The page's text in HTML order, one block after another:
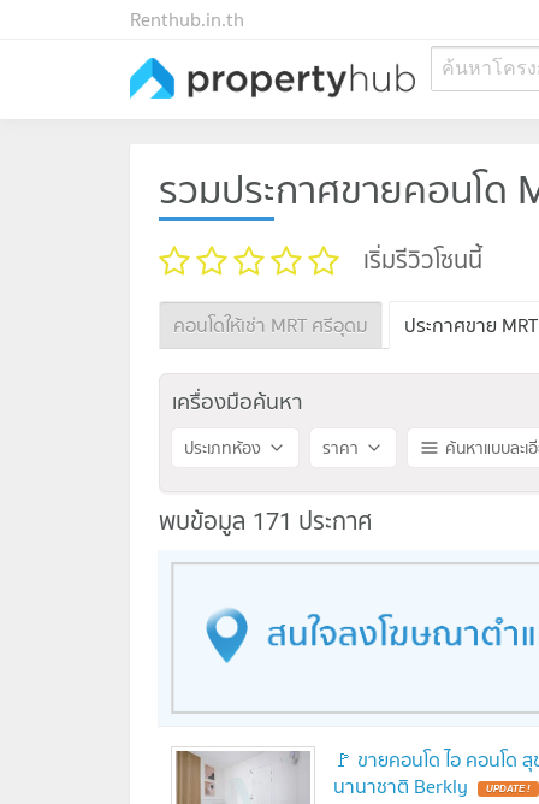
Renthub.in.th
ค้นหาโคร
รวมประกาศขายคอนโด
เริ่มรีวิวโซนนี้
คอนโดให้เช่า MRT ศรีอุดม ประกาศขาย
เครื่องมือค้นหา
ประเภทห้อง ราคา ค้นหาแบบละเ
พบข้อมูล 171 ประกาศ
🚩 ขายคอนโด ไอ คอนโด
นานาชาติ Berkly
UPDATE !